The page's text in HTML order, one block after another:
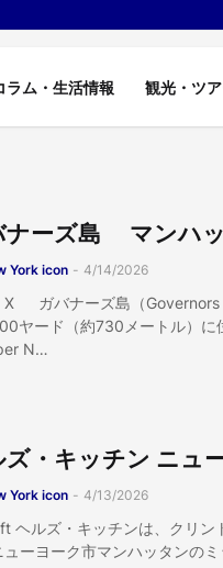
ラム・生活情報 観光・ツ
ナーズ島 マンハ
York icon - 4/14/2026
X ガバナーズ島（Governors
ヤード（約730メートル）に
N…
ズ・キッチン ニュ
York icon - 4/13/2026
ヘルズ・キッチンは、クリン
ューヨーク市マンハッタンの